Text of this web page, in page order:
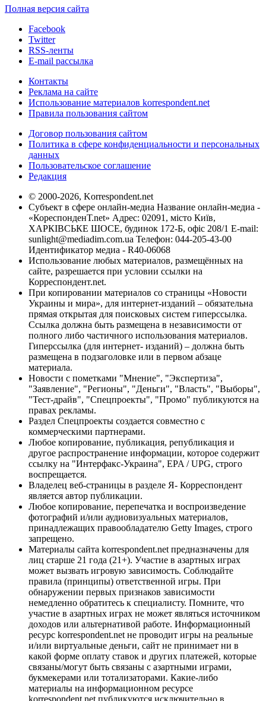
Полная версия сайта
Facebook
Twitter
RSS-ленты
E-mail рассылка
Контакты
Реклама на сайте
Использование материалов korrespondent.net
Правила пользования сайтом
Договор пользования сайтом
Политика в сфере конфиденциальности и персональных
данных
Пользовательское соглашение
Редакция
© 2000-2026, Korrespondent.net
Субъект в сфере онлайн-медиа Название онлайн-медиа -
«КореспонденТ.net» Адрес: 02091, місто Київ,
ХАРКІВСЬКЕ ШОСЕ, будинок 172-Б, офіс 208/1 E-mail:
sunlight@mediadim.com.ua Телефон: 044-205-43-00
Идентификатор медиа - R40-06068
Использование любых материалов, размещённых на
сайте, разрешается при условии ссылки на
Корреспондент.net.
При копировании материалов со страницы «Новости
Украины и мира», для интернет-изданий – обязательна
прямая открытая для поисковых систем гиперссылка.
Ссылка должна быть размещена в независимости от
полного либо частичного использования материалов.
Гиперссылка (для интернет- изданий) – должна быть
размещена в подзаголовке или в первом абзаце
материала.
Новости с пометками "Мнение", "Экспертиза",
"Заявление", "Регионы", "Деньги", "Власть", "Выборы",
"Тест-драйв", "Спецпроекты", "Промо" публикуются на
правах рекламы.
Раздел Спецпроекты создается совместно с
коммерческими партнерами.
Любое копирование, публикация, републикация и
другое распространение информации, которое содержит
ссылку на "Интерфакс-Украина", EPA / UPG, строго
воспрещается.
Владелец веб-страницы в разделе Я- Корреспондент
является автор публикации.
Любое копирование, перепечатка и воспроизведение
фотографий и/или аудиовизуальных материалов,
принадлежащих правообладателю Getty Images, строго
запрещено.
Материалы сайта korrespondent.net предназначены для
лиц старше 21 года (21+). Участие в азартных играх
может вызвать игровую зависимость. Соблюдайте
правила (принципы) ответственной игры. При
обнаружении первых признаков зависимости
немедленно обратитесь к специалисту. Помните, что
участие в азартных играх не может являться источником
доходов или альтернативой работе. Информационный
ресурс korrespondent.net не проводит игры на реальные
и/или виртуальные деньги, сайт не принимает ни в
какой форме оплату ставок и других платежей, которые
связаны/могут быть связаны с азартными играми,
букмекерами или тотализаторами. Какие-либо
материалы на информационном ресурсе
korrespondent.net публикуются исключительно в